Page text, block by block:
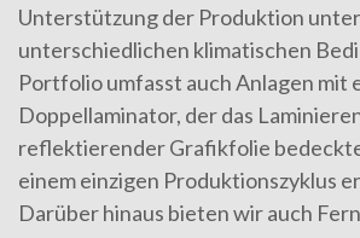
Unterstützung der Produktion
unterschiedlichen klimatischen
Portfolio umfasst auch Anlagen mit
Doppellaminator, der das
reflektierender Grafikfolie
einem einzigen Produktionszyklus
Darüber hinaus bieten wir auch